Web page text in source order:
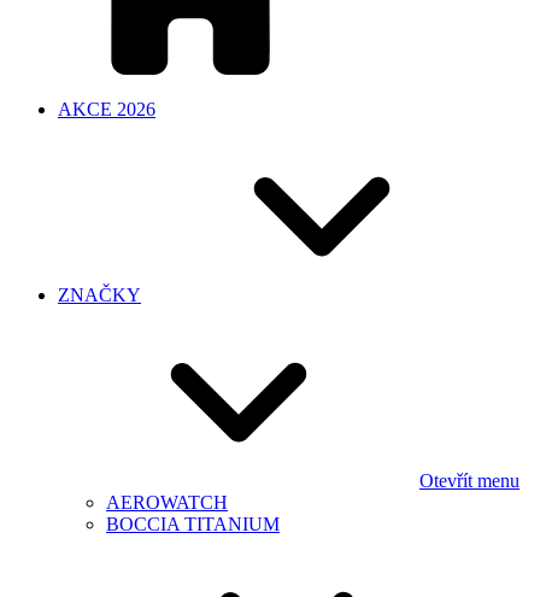
AKCE 2026
ZNAČKY
Otevřít menu
AEROWATCH
BOCCIA TITANIUM